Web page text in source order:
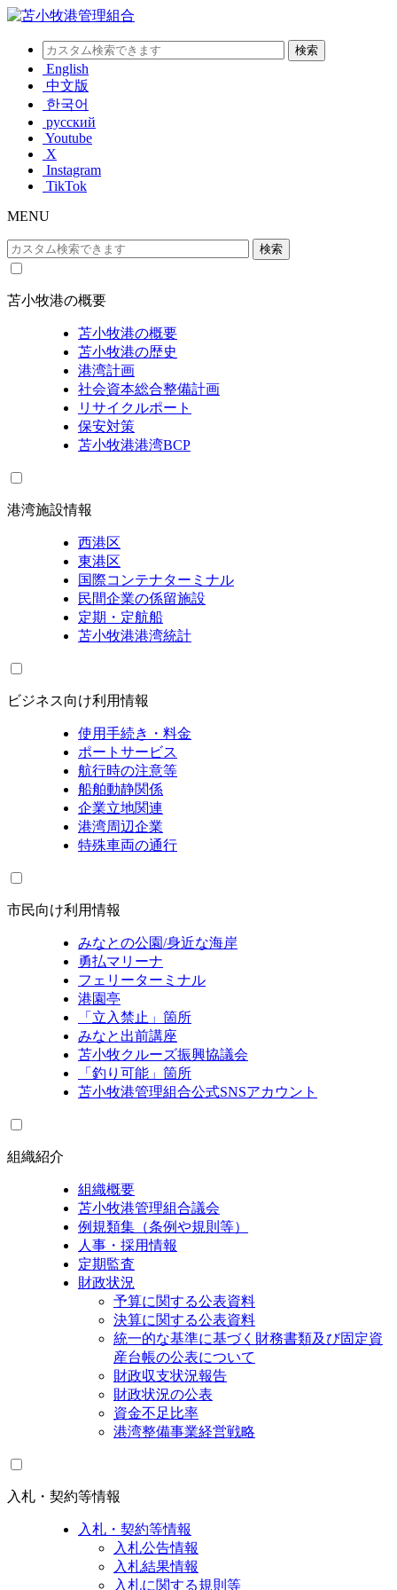
English
中文版
한국어
русский
Youtube
X
Instagram
TikTok
MENU
苫小牧港の概要
苫小牧港の概要
苫小牧港の歴史
港湾計画
社会資本総合整備計画
リサイクルポート
保安対策
苫小牧港港湾BCP
港湾施設情報
西港区
東港区
国際コンテナターミナル
民間企業の係留施設
定期・定航船
苫小牧港港湾統計
ビジネス向け利用情報
使用手続き・料金
ポートサービス
航行時の注意等
船舶動静関係
企業立地関連
港湾周辺企業
特殊車両の通行
市民向け利用情報
みなとの公園/身近な海岸
勇払マリーナ
フェリーターミナル
港園亭
「立入禁止」箇所
みなと出前講座
苫小牧クルーズ振興協議会
「釣り可能」箇所
苫小牧港管理組合公式SNSアカウント
組織紹介
組織概要
苫小牧港管理組合議会
例規類集（条例や規則等）
人事・採用情報
定期監査
財政状況
予算に関する公表資料
決算に関する公表資料
統一的な基準に基づく財務書類及び固定資
産台帳の公表について
財政収支状況報告
財政状況の公表
資金不足比率
港湾整備事業経営戦略
入札・契約等情報
入札・契約等情報
入札公告情報
入札結果情報
入札に関する規則等